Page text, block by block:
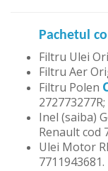
Pachetul
Filtru Ulei
Filtru Aer
Filtru Polen
272773277R;
Inel (saiba)
Renault cod
Ulei Motor
7711943681.